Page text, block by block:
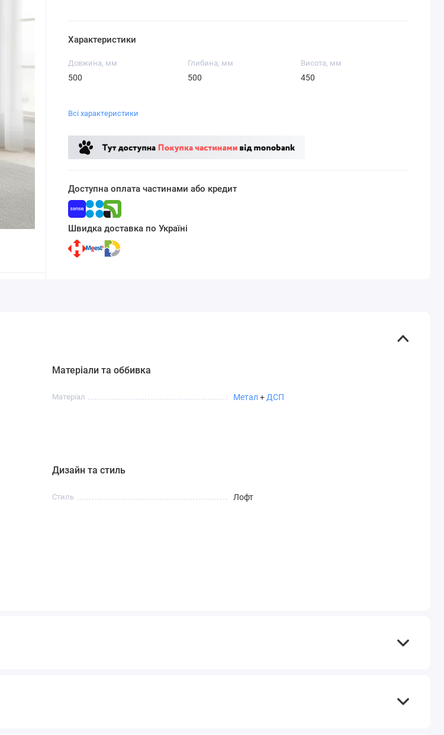
Характеристики
Довжина, мм
500
Глибина, мм
500
Висота, мм
450
Всі характеристики
Доступна оплата частинами або кредит
Швидка доставка по Україні
Матеріали та оббивка
Матеріал Метал + ДСП
Дизайн та стиль
Стиль Лофт